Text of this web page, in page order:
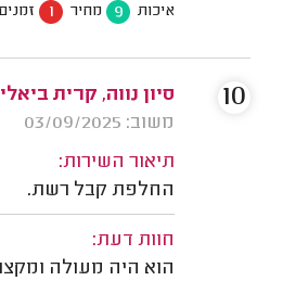
איכות 9 מחיר 1 זמנים
סיון נווה, קרית
משוב: 03/09/2025
תיאור השירות:
החלפת קבל רשת.
חוות דעת:
הוא היה מעולה
10